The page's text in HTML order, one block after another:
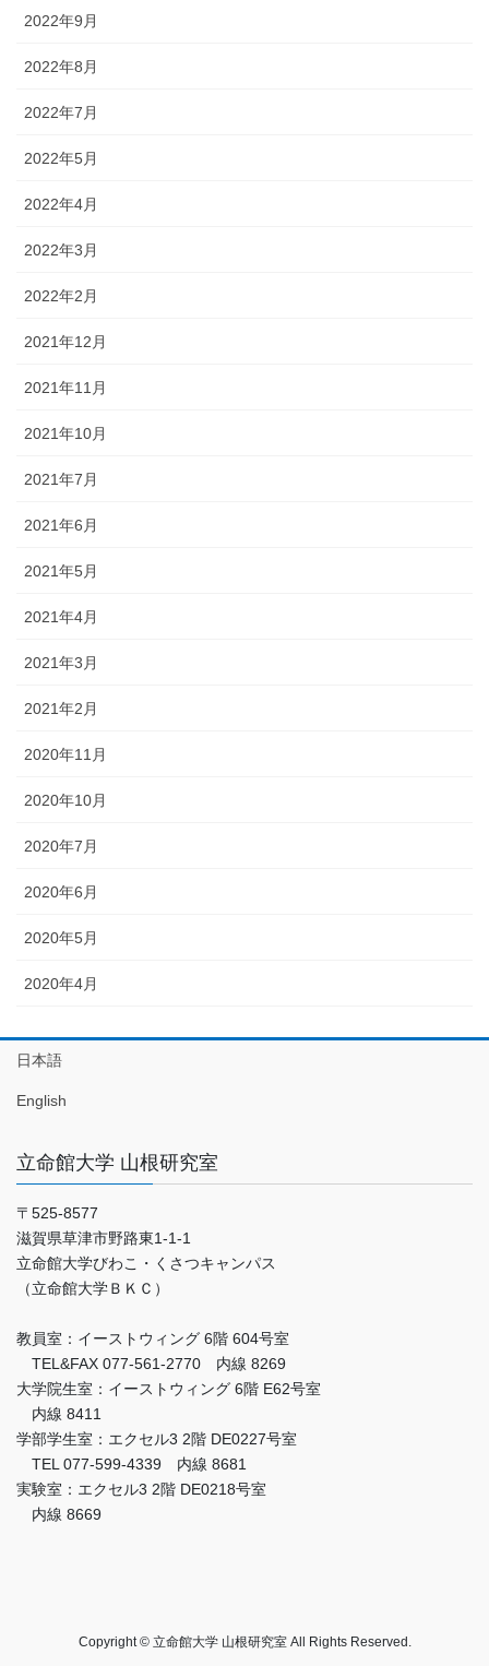
2022年9月
2022年8月
2022年7月
2022年5月
2022年4月
2022年3月
2022年2月
2021年12月
2021年11月
2021年10月
2021年7月
2021年6月
2021年5月
2021年4月
2021年3月
2021年2月
2020年11月
2020年10月
2020年7月
2020年6月
2020年5月
2020年4月
日本語
English
立命館大学 山根研究室
〒525-8577
滋賀県草津市野路東1-1-1
立命館大学びわこ・くさつキャンパス
（立命館大学ＢＫＣ）
教員室：イーストウィング 6階 604号室
TEL&FAX 077-561-2770 内線 8269
大学院生室：イーストウィング 6階 E62号室
内線 8411
学部学生室：エクセル3 2階 DE0227号室
TEL 077-599-4339 内線 8681
実験室：エクセル3 2階 DE0218号室
内線 8669
Copyright © 立命館大学 山根研究室 All Rights Reserved.